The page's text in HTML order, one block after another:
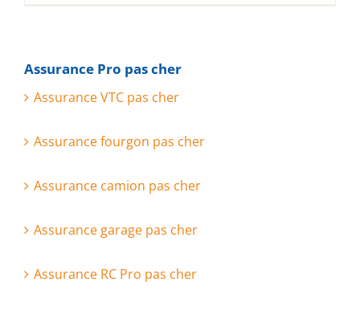
Assurance Pro pas cher
Assurance VTC pas cher
Assurance fourgon pas cher
Assurance camion pas cher
Assurance garage pas cher
Assurance RC Pro pas cher